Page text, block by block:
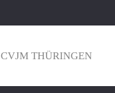
CVJM THÜRINGEN